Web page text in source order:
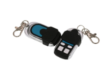
Lưu ÝModule Thu Phát
Khoảng cách không có Anten